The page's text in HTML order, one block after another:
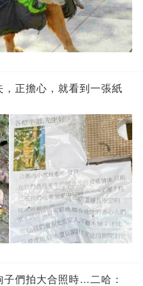
正擔心，就看到一張紙
們拍大合照時…二哈：